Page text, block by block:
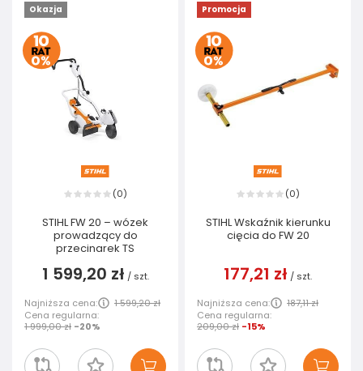
Okazja
(0)
STIHL FW 20 – wózek
prowadzący do
przecinarek TS
1 599,20 zł / szt.
Najniższa cena:
1 599,20 zł
Cena regularna:
1 999,00 zł -20%
Promocja
(0)
STIHL Wskaźnik kierunku
cięcia do FW 20
177,21 zł / szt.
Najniższa cena:
187,11 zł
Cena regularna:
209,00 zł -15%